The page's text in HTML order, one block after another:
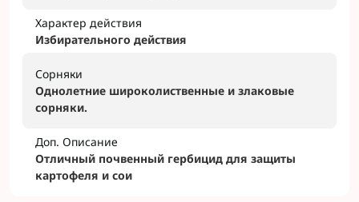
Характер действия
Избирательного действия
Сорняки
Однолетние широколиственные и злаковые
сорняки.
Доп. Описание
Отличный почвенный гербицид для защиты
картофеля и сои